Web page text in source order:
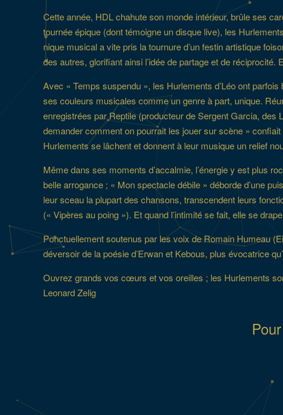
Cette année, HDL chahute son monde intérieur, brûle ses
tournée épique (dont témoigne un disque live), les
nique musical a vite pris la tournure d’un festin artistique
des autres, glorifiant ainsi l’idée de partage et de
Avec « Temps suspendu », les Hurlements d’Léo ont
ses couleurs musicales comme un genre à part, unique.
enregistrées par Reptile (producteur de Sergent Garcia,
demander comment on pourrait les jouer sur scène »
Hurlements se lâchent et donnent à leur musique un relief
Même dans ses moments d’accalmie, l’énergie y est plus
belle arrogance ; « Mon spectacle débile » déborde d’une
leur sceau la plupart des chansons, transcendent leurs
(« Vipères au poing »). Et quand l’intimité se fait, elle se
Ponctuellement soutenus par les voix de Romain Humeau
déversoir de la poésie d’Erwan et Kebous, plus évocatrice
Ouvrez grands vos cœurs et vos oreilles ; les Hurlements
Leonard Zelig